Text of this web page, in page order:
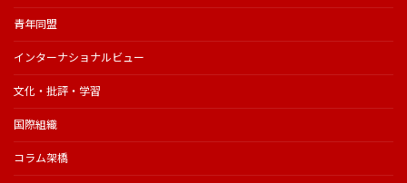
青年同盟
インターナショナルビュー
文化・批評・学習
国際組織
コラム架橋